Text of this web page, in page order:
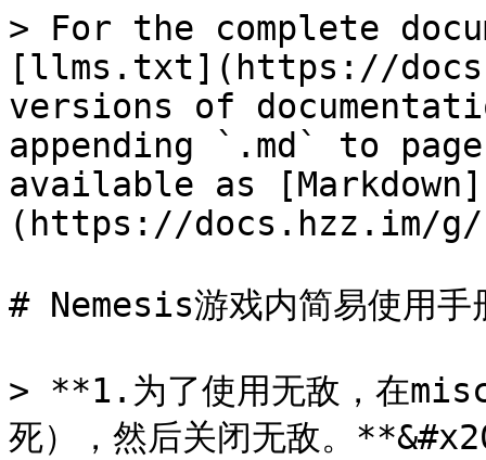
> For the complete
[llms.txt](https://
versions of
appending `.md` to
available as [Markdown]
(https://docs.hzz.im/g/
# Nemesis游戏内简易使用手
> **1.为了使用无敌，在misc
死），然后关闭无敌。